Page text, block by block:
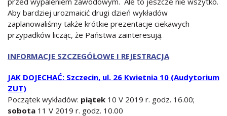
Aby bardziej urozmaicić drugi dzień wykładów
zaplanowaliśmy także krótkie prezentacje ciekawych
przypadków licząc, że Państwa zainteresują.
INFORMACJE SZCZEGÓŁOWE I REJESTRACJA
JAK DOJECHAĆ: Szczecin, ul. 26 Kwietnia 10 (Audytorium
ZUT)
Początek wykładów: piątek 10 V 2019 r. godz. 16.00;
sobota 11 V 2019 r. godz. 10.00